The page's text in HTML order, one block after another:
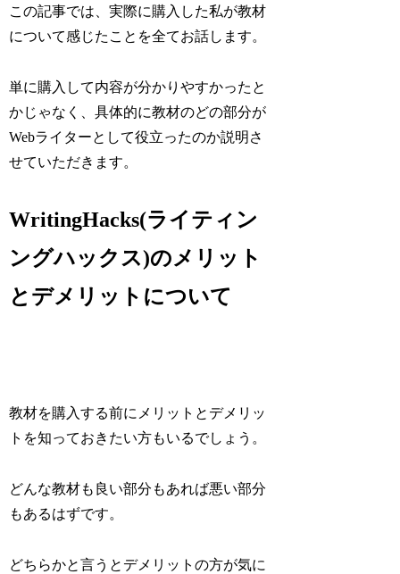
この記事では、実際に購入した私が教材
について感じたことを全てお話します。
単に購入して内容が分かりやすかったと
かじゃなく、具体的に教材のどの部分が
Webライターとして役立ったのか説明さ
せていただきます。
WritingHacks(ライティン
ングハックス)のメリット
とデメリットについて
教材を購入する前にメリットとデメリッ
トを知っておきたい方もいるでしょう。
どんな教材も良い部分もあれば悪い部分
もあるはずです。
どちらかと言うとデメリットの方が気に